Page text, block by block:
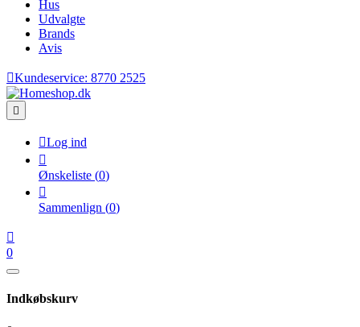
Hus
Udvalgte
Brands
Avis
Kundeservice: 8770 2525

Log ind

Ønskeliste (0)

Sammenlign (0)

0
Indkøbskurv